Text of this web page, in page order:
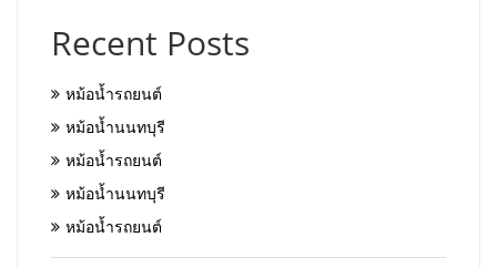
Recent Posts
หม้อน้ำรถยนต์
หม้อน้ำนนทบุรี
หม้อน้ำรถยนต์
หม้อน้ำนนทบุรี
หม้อน้ำรถยนต์